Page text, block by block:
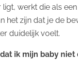
werkt die als
het zijn dat je de
duidelijk voelt.
ik mijn baby